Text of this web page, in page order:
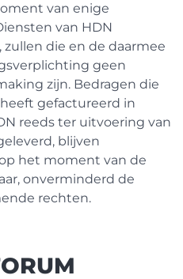
van enige
van HDN
die en de daarmee
geen
zijn. Bedragen die
gefactureerd in
reeds ter uitvoering van
blijven
het moment van de
onverminderd de
rechten.